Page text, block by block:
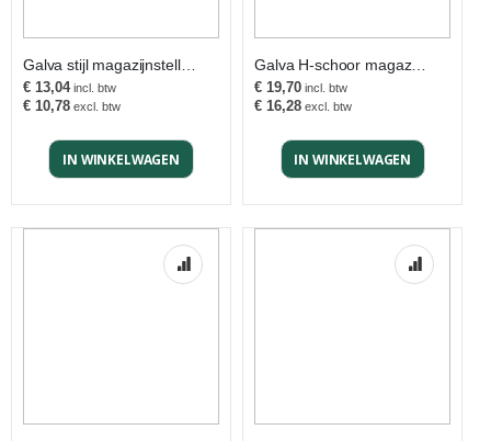
IN WINKELWAGEN
Galva stijl magazijnstelling
€ 13,04
€ 10,78
IN WINKELWAGEN
Galva H-schoor magazijnstelling
€ 19,70
€ 16,28